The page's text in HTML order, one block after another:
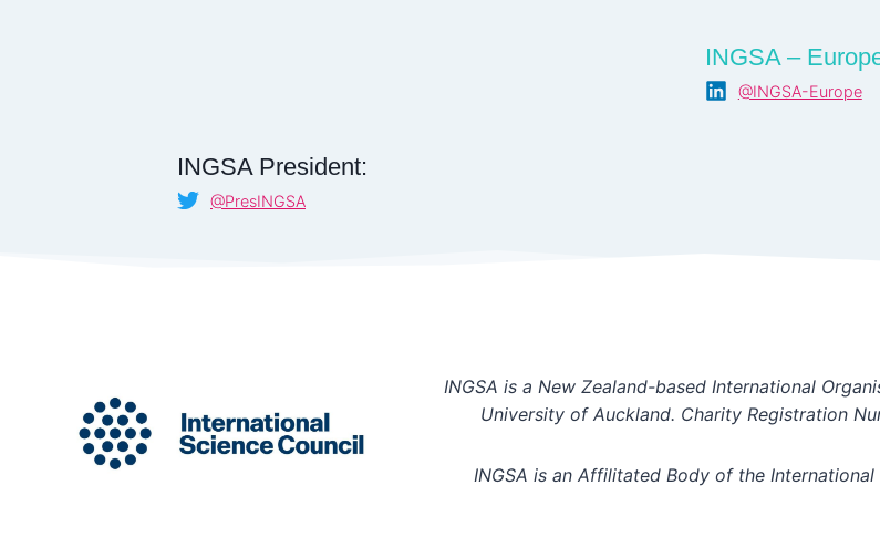
INGSA President:
@PresINGSA
INGSA –
@INGSA-Europe
INGSA is a New Zealand-based International
University of Auckland. Charity Registration
INGSA is an Affilitated Body of the International